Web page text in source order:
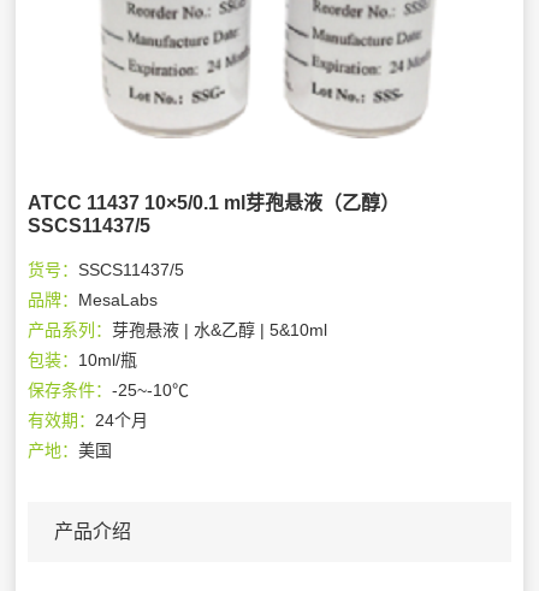
ATCC 11437 10×5/0.1 ml芽孢悬液（乙醇）
SSCS11437/5
货号：SSCS11437/5
品牌： MesaLabs
产品系列：芽孢悬液 | 水&乙醇 | 5&10ml
包装： 10ml/瓶
保存条件：-25~-10℃
有效期：24个月
产地：美国
产品介绍